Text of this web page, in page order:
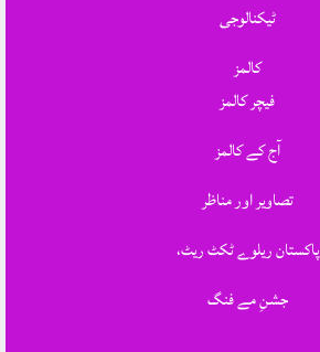
ٹیکنالوجی
کالمز
فیچر کالمز
آج کے کالمز
تصاویر اور مناظر
پاکستان ریلوے ٹکٹ ریٹ،
جشنِ مے فنگ